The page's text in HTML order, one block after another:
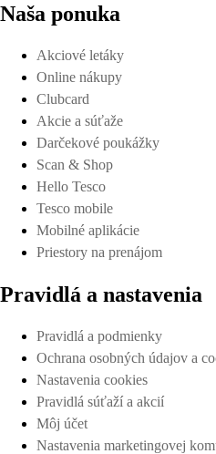
Naša ponuka
Akciové letáky
Online nákupy
Clubcard
Akcie a súťaže
Darčekové poukážky
Scan & Shop
Hello Tesco
Tesco mobile
Mobilné aplikácie
Priestory na prenájom
Pravidlá a nastavenia
Pravidlá a podmienky
Ochrana osobných údajov a
Nastavenia cookies
Pravidlá súťaží a akcií
Môj účet
Nastavenia marketingovej